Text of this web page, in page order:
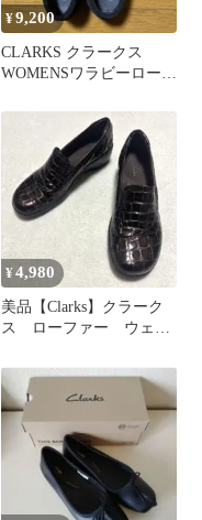
¥9,200
CLARKS クラークス
WOMENSワラビーローフ
¥4,980
美品【Clarks】クラーク
ス ローファー ウェッ
し 23